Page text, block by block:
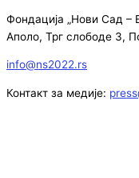
Фондација „Нови Сад –
Аполо, Трг слободе 3,
info@ns2022.rs
Контакт за медије: